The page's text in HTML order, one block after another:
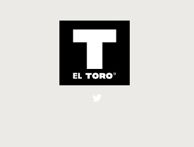
El Toro España